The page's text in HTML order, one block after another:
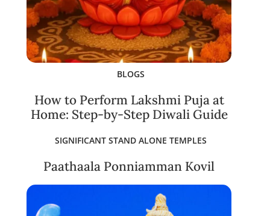
BLOGS
How to Perform Lakshmi Puja at
Home: Step-by-Step Diwali Guide
SIGNIFICANT STAND ALONE TEMPLES
Paathaala Ponniamman Kovil